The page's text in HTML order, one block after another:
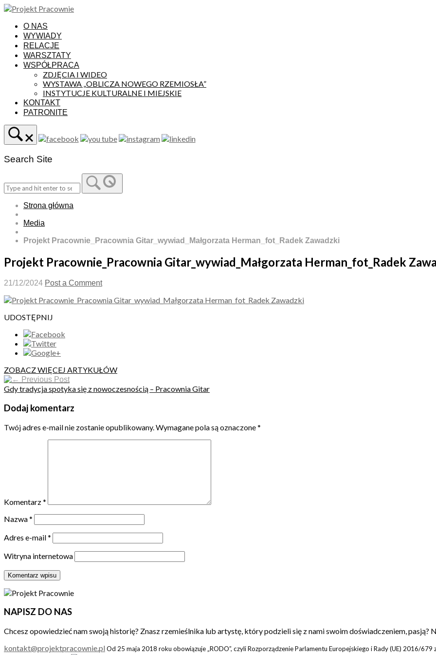
Skip
contentO NAS
WYWIADY
RELACJE
WARSZTATY
WSPÓŁPRACA
ZDJĘCIA I WIDEO
WYSTAWA „OBLICZA NOWEGO RZEMIOSŁA”
INSTYTUCJE KULTURALNE I MIEJSKIE
KONTAKT
PATRONITE
Search Site
Strona główna
Media
Projekt Pracownie_Pracownia Gitar_wywiad_Małgorzata Herman_fot_Radek Zawadzki
Projekt Pracownie_Pracownia Gitar_wywiad_Małgorzata Herman_fot_Radek
21/12/2024 Post a Comment
UDOSTĘPNIJ
ZOBACZ WIĘCEJ ARTYKUŁÓW
Previous Post
Gdy tradycja spotyka się z nowoczesnością – Pracownia Gitar
Dodaj komentarz
Twój adres e-mail nie zostanie opublikowany. Wymagane pola są oznaczone*
Komentarz*
Nazwa*
Adres e-mail*
Witryna internetowa
NAPISZ DO NAS
Chcesz opowiedzieć nam swoją historię? Znasz rzemieślnika lub artystę, który podzieli się z nami swoim doświadczeniem, pasją?
kontakt@projektpracownie.pl Od 25 maja 2018 roku obowiązuje „RODO”, czyli Rozporządzenie Parlamentu Europejskiego i Rady (UE) 2016/